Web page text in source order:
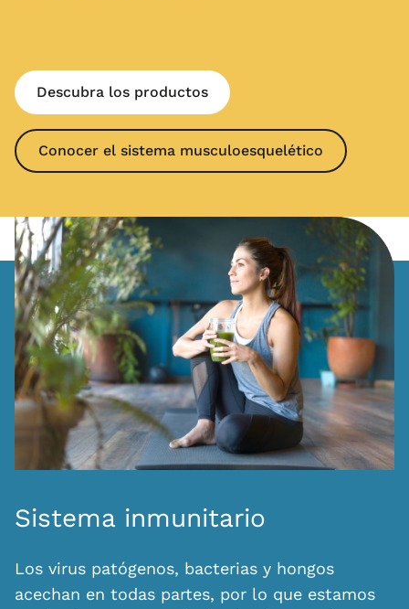
Descubra los productos
Conocer el sistema musculoesquelético
Sistema inmunitario
Los virus patógenos, bacterias y hongos
acechan en todas partes, por lo que estamos